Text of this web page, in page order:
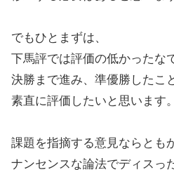
でもひとまずは、
下馬評では評価の低かったな
決勝まで進み、準優勝したこ
素直に評価したいと思います。
課題を指摘する意見ならとも
ナンセンスな論法でディスっ